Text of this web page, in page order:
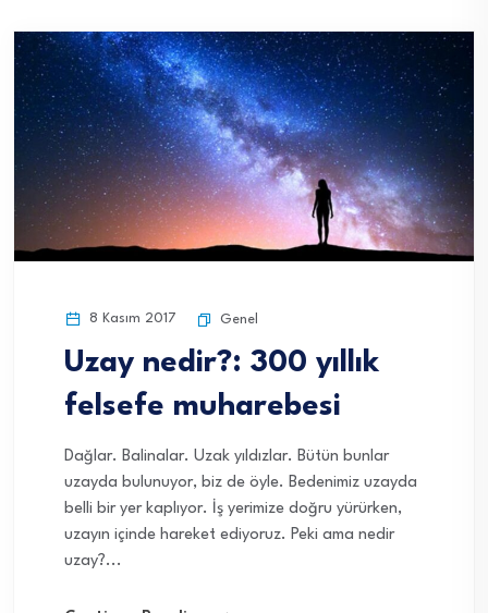
8 Kasım 2017 Genel
Uzay nedir?: 300 yıllık
felsefe muharebesi
Dağlar. Balinalar. Uzak yıldızlar. Bütün bunlar
uzayda bulunuyor, biz de öyle. Bedenimiz uzayda
belli bir yer kaplıyor. İş yerimize doğru yürürken,
uzayın içinde hareket ediyoruz. Peki ama nedir
uzay?...